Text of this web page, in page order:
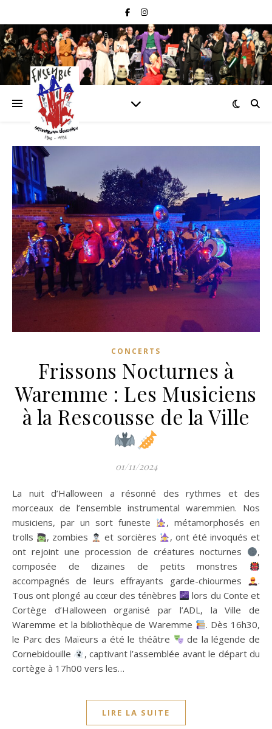
CONCERTS
Frissons Nocturnes à
Waremme : Les Musiciens
à la Rescousse de la Ville
01/11/2024
La nuit d’Halloween a résonné des rythmes et des
morceaux de l’ensemble instrumental waremmien. Nos
musiciens, par un sort funeste
, métamorphosés en
trolls
, zombies et sorcières
, ont été invoqués et
ont rejoint une procession de créatures nocturnes
,
composée de dizaines de petits monstres
accompagnés de leurs effrayants garde-chiourmes
.
Tous ont plongé au cœur des ténèbres
lors du Conte et
Cortège d’Halloween organisé par l’ADL, la Ville de
Waremme et la bibliothèque de Waremme
. Dès 16h30,
le Parc des Maïeurs a été le théâtre
de la légende de
Cornebidouille
, captivant l’assemblée avant le départ du
cortège à 17h00 vers les…
LIRE LA SUITE